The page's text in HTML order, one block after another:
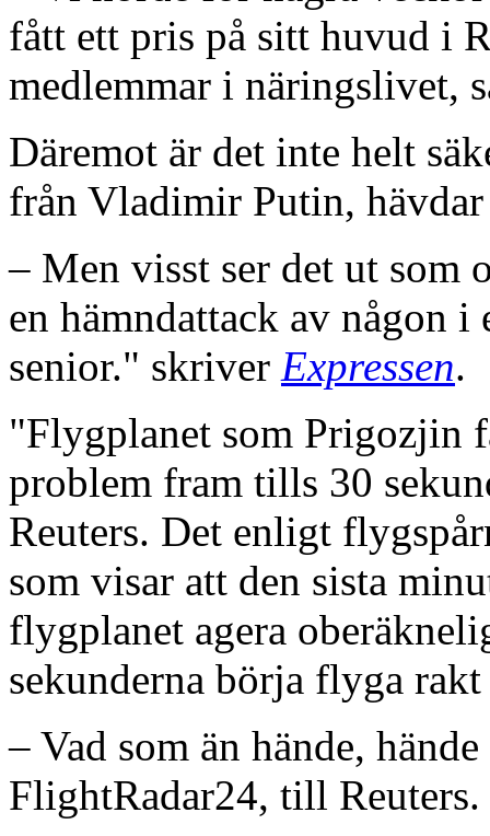
fått ett pris på sitt huvud i
medlemmar i näringslivet,
Däremot är det inte helt
från Vladimir Putin, hävdar
– Men visst ser det ut som
en hämndattack av någon
senior." skriver Expressen.
"Flygplanet som Prigozjin
problem fram tills 30
Reuters. Det enligt
som visar att den sista
flygplanet agera
sekunderna börja flyga
– Vad som än hände,
FlightRadar24, till Reuters.